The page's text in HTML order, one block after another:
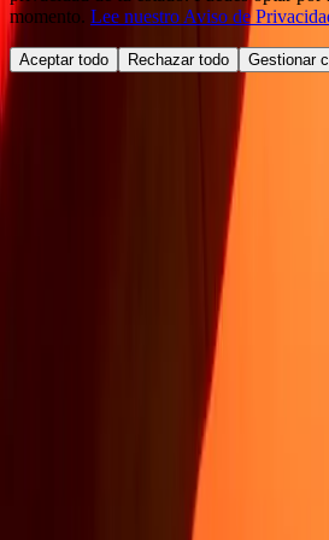
momento. Lee nuestro Aviso de
Aceptar todo Rechazar todo Gestionar